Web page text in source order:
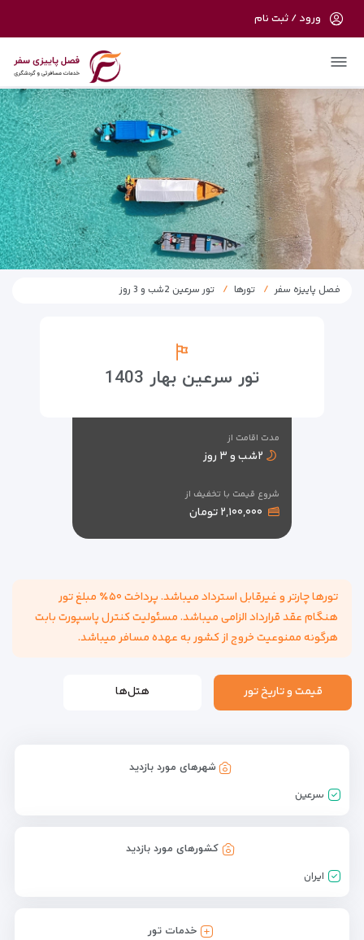
ورود / ثبت نام
در حال حاضر ارتباط با سرور قطع می باشد
لطفا دقایقی بعد مجددا تلاش کنید.
فصل پاییزه سفر تورها تور سرعین 2شب و 3 روز
تور سرعین بهار 1403
مدت اقامت از
۲شب و ۳ روز
شروع قیمت با تخفیف از
۲,۱۰۰,۰۰۰ تومان
تورها چارتر و غیرقابل استرداد میباشد. پرداخت ۵۰٪ مبلغ تور
هنگام عقد قرارداد الزامی میباشد. مسئولیت کنترل پاسپورت بابت
هرگونه ممنوعیت خروج از کشور به عهده مسافر میباشد.
قیمت و تاریخ تور هتل‌ها
شهرهای مورد بازدید
سرعین
کشورهای مورد بازدید
ایران
خدمات تور